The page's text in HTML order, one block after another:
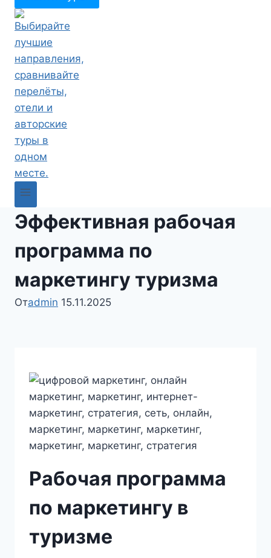
Эффективная рабочая
программа по
маркетингу туризма
Отadmin 15.11.2025
Рабочая программа
по маркетингу в
туризме